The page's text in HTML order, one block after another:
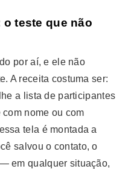
teste que não
por aí, e ele não
A receita costuma ser:
a lista de participantes
nome ou com
tela é montada a
salvou o contato, o
em qualquer situação,